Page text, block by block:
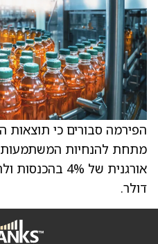
הפירמה סבורים כי תוצאות
מתחת להנחיות
דולר.